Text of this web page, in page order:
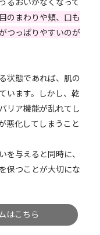
のまわりや頬、口も
つっぱりやすいのが
状態であれば、肌の
います。しかし、乾
リア機能が乱れてし
悪化してしまうこと
を与えると同時に、
保つことが大切にな
はこちら